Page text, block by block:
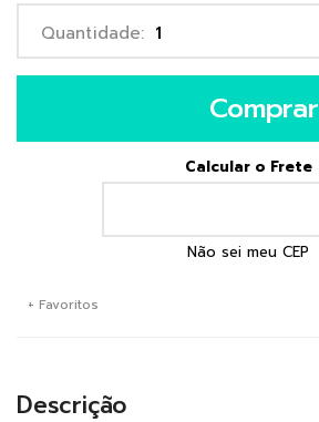
Comprar
Calcular o Frete
Não sei meu CEP
+ Favoritos
Descrição